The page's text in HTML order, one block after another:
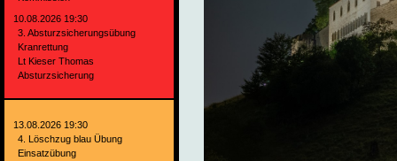
10.08.2026 19:30
3. Absturzsicherungsübung
Kranrettung
Lt Kieser Thomas
Absturzsicherung
13.08.2026 19:30
4. Löschzug blau Übung
Einsatzübung